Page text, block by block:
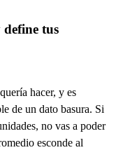
tus
hacer, y es
de un dato basura. Si
no vas a poder
esconde al